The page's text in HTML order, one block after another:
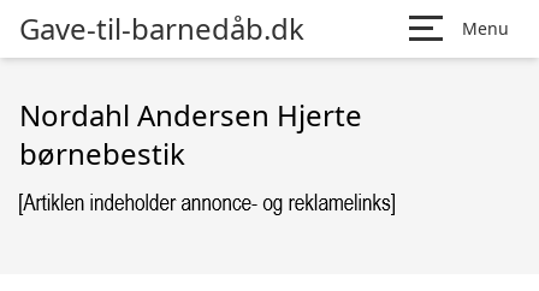
Gave-til-barnedåb.dk Menu
Nordahl Andersen Hjerte
børnebestik